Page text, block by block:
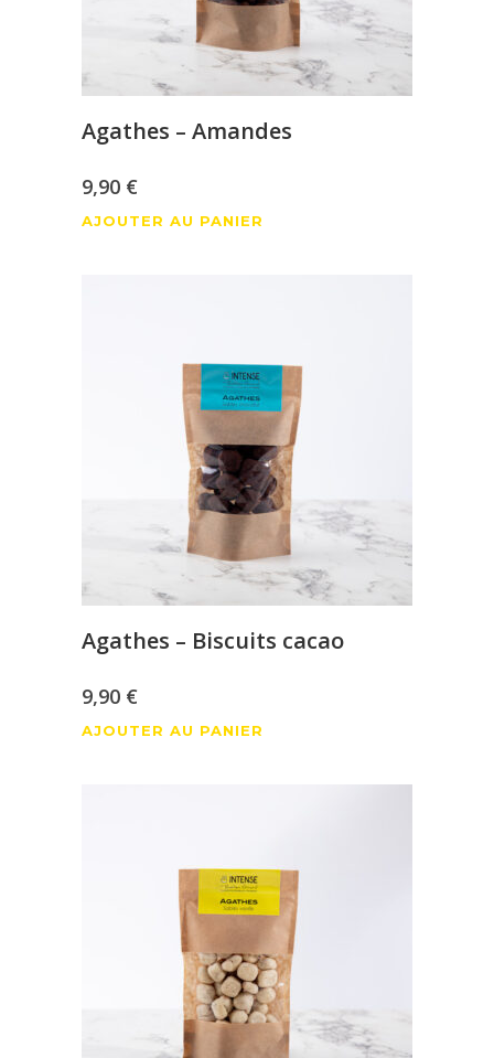
Agathes – Amandes
9,90 €
AJOUTER AU PANIER
Agathes – Biscuits cacao
9,90 €
AJOUTER AU PANIER